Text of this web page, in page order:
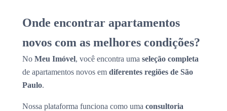
Onde encontrar apartamentos
novos com as melhores condições?
No Meu Imóvel, você encontra uma seleção completa
de apartamentos novos em diferentes regiões de São
Paulo.
Nossa plataforma funciona como uma consultoria